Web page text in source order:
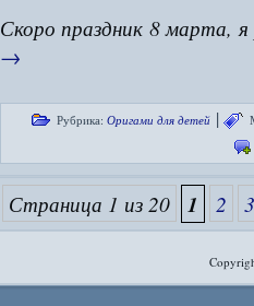
Скоро праздник 8 марта,
→
Рубрика: Оригами для детей |
Страница 1 из 20 1 2 3